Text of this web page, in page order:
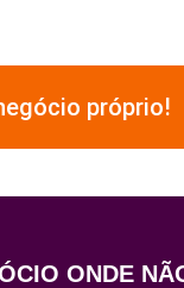
próprio!
ONDE